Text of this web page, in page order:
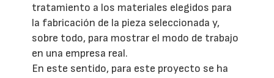
tratamiento a los materiales elegidos para
la fabricación de la pieza seleccionada y,
sobre todo, para mostrar el modo de trabajo
en una empresa real.
En este sentido, para este proyecto se ha